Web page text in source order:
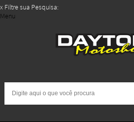
x Filtre sua Pesquisa:
Menu